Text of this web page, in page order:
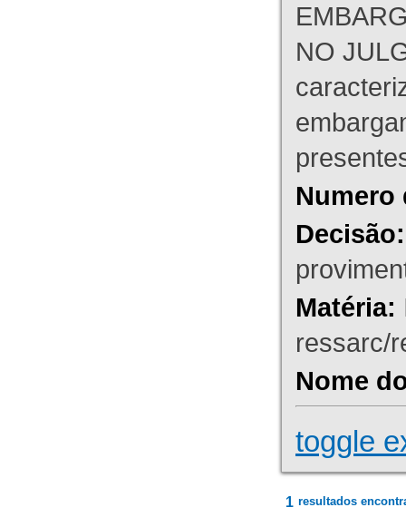
NO
Numero
Decisão:
Matéria:
ressarc/
Nome
toggle
1 resultados